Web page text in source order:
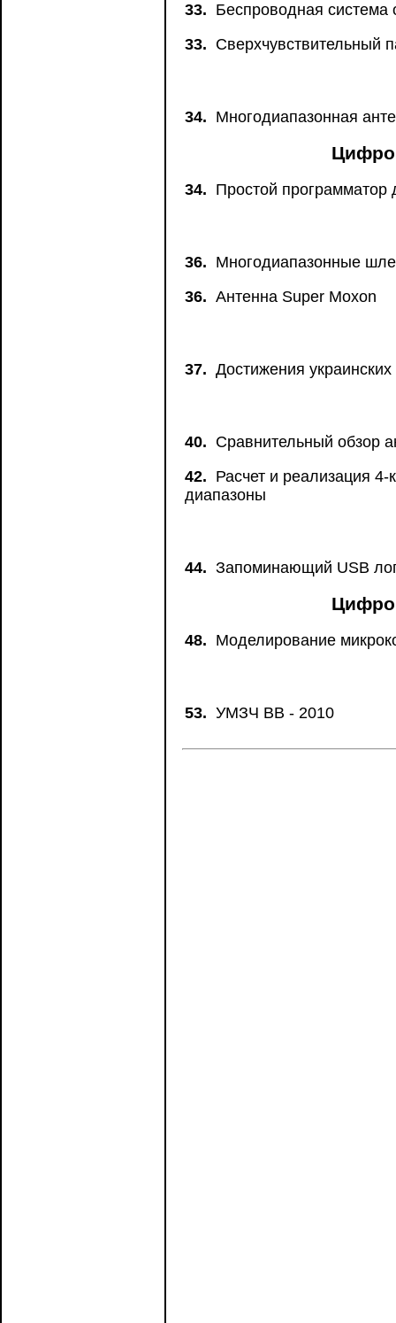
33. Беспроводная система
33. Сверхчувствительный
34. Многодиапазонная
34. Простой программатор
36. Многодиапазонные
36. Антенна Super Moxon
37. Достижения
40. Сравнительный обзор
42. Расчет и реализация
диапазоны
44. Запоминающий USB
48. Моделирование
53. УМЗЧ ВВ - 2010